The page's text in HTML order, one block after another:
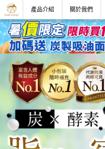
產品介紹 關於我們